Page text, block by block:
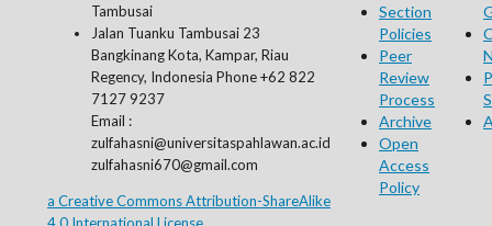
Tambusai
Jalan Tuanku Tambusai 23
Bangkinang Kota, Kampar, Riau
Regency, Indonesia Phone +62 822
7127 9237
Email :
zulfahasni@universitaspahlawan.ac.id
zulfahasni670@gmail.com
a Creative Commons Attribution-ShareAlike
Section
Policies
Peer
Review
Process
Archive
Open
Access
Policy